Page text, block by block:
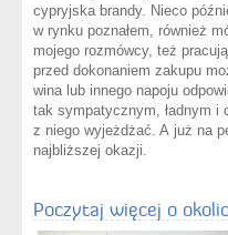
cypryjska brandy. Nieco
w rynku poznałem, również
mojego rozmówcy, też
przed dokonaniem zakupu
wina lub innego napoju
tak sympatycznym, ładnym
z niego wyjeżdżać. A już na
najbliższej okazji.
Poczytaj więcej o